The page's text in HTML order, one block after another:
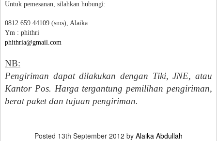
Untuk pemesanan, silahkan hubungi:
0812 659 44109 (sms), Alaika
Ym : phithri
phithria@gmail.com
NB:
Pengiriman dapat dilakukan dengan Tiki, JNE, atau
Kantor Pos. Harga tergantung pemilihan pengiriman,
berat paket dan tujuan pengiriman.
Posted 13th September 2012 by Alaika Abdullah